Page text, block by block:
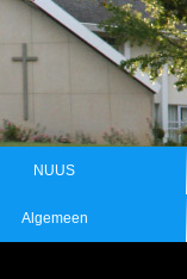
NUUS
Algemeen